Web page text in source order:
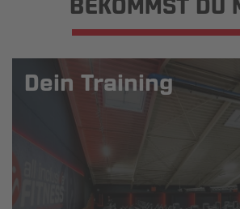
BEKOMMST DU
Dein Training